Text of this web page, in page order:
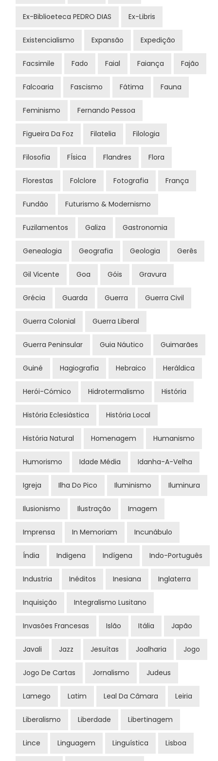
Ex-Biblioeteca PEDRO DIAS Ex-Libris
Existencialismo Expansão Expedição
Facsimile Fado Faial Faiança Fajão
Falcoaria Fascismo Fátima Fauna
Feminismo Fernando Pessoa
Figueira Da Foz Filatelia Filologia
Filosofia FÍsica Flandres Flora
Florestas Folclore Fotografia França
Fundão Futurismo & Modernismo
Fuzilamentos Galiza Gastronomia
Genealogia Geografia Geologia Gerês
Gil Vicente Goa Góis Gravura
Grécia Guarda Guerra Guerra Civil
Guerra Colonial Guerra Liberal
Guerra Peninsular Guia Náutico Guimarães
Guiné Hagiografia Hebraico Heráldica
Herói-Cómico Hidrotermalismo História
História Eclesiástica História Local
História Natural Homenagem Humanismo
Humorismo Idade Média Idanha-A-Velha
Igreja Ilha Do Pico Iluminismo Iluminura
Ilusionismo Ilustração Imagem
Imprensa In Memoriam Incunábulo
Índia Indigena Indígena Indo-Português
Industria Inéditos Inesiana Inglaterra
Inquisição Integralismo Lusitano
Invasões Francesas Islão Itália Japão
Javali Jazz Jesuítas Joalharia Jogo
Jogo De Cartas Jornalismo Judeus
Lamego Latim Leal Da Câmara Leiria
Liberalismo Liberdade Libertinagem
Lince Linguagem Linguística Lisboa